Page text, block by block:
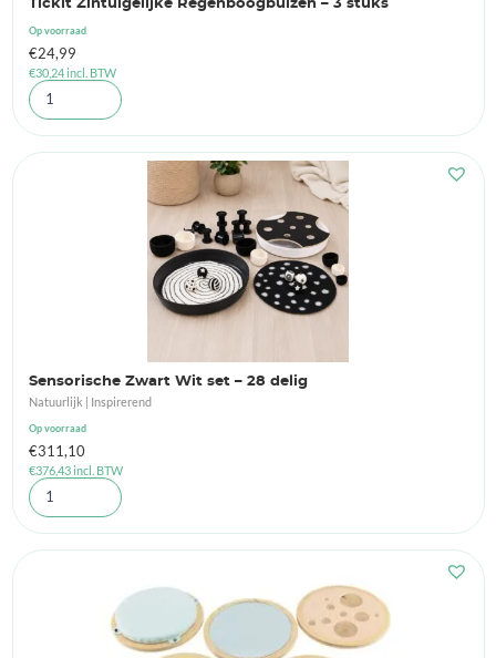
Tickit Zintuigelijke Regenboogbuizen – 3 stuks
Op voorraad
€24,99
€30,24incl. BTW
Sensorische Zwart Wit set – 28 delig
Natuurlijk | Inspirerend
Op voorraad
€311,10
€376,43incl. BTW